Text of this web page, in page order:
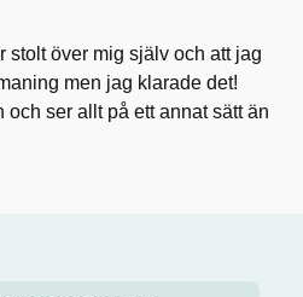
stolt över mig själv och att jag
men jag klarade det!
och ser allt på ett annat sätt än